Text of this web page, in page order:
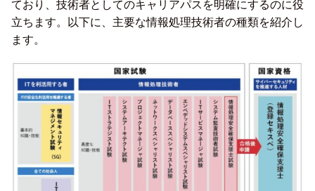
ており、技術者としてのキャリアパスを明確にするのに役
立ちます。以下に、主要な情報処理技術者の種類を紹介し
ます。